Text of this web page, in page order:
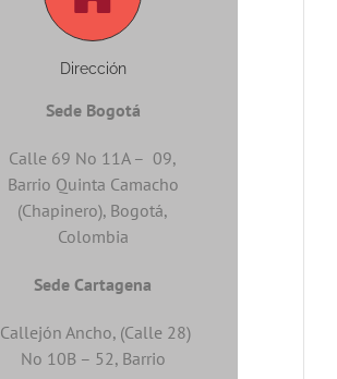
Dirección
Sede Bogotá
Calle 69 No 11A – 09,
Barrio Quinta Camacho
(Chapinero), Bogotá,
Colombia
Sede Cartagena
Callejón Ancho, (Calle 28)
No 10B – 52, Barrio